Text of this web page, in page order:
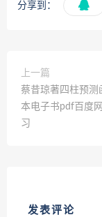
分享到：
上一篇
蔡昔琼著四柱预测
本电子书pdf百度
习
发表评论